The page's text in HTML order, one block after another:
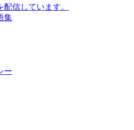
信しています。
集
ー